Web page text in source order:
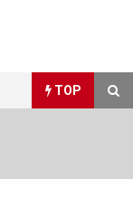
TOP